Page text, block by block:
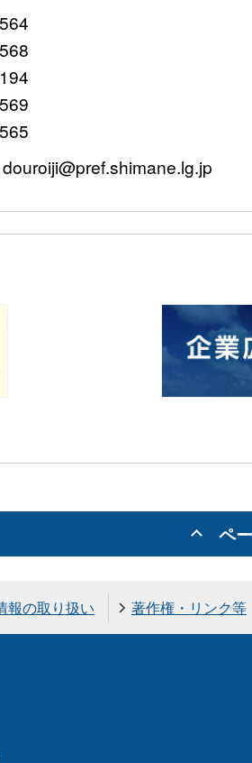
ペ
報の取り扱い 著作権・リンク等